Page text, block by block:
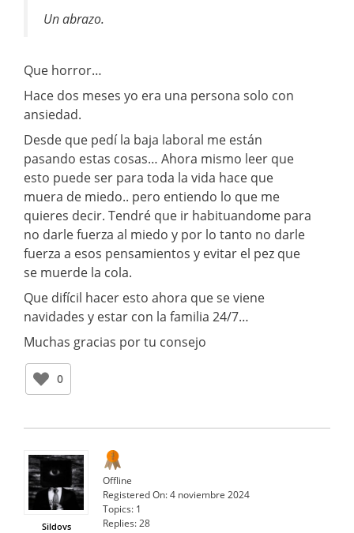
Un abrazo.
Que horror…
Hace dos meses yo era una persona solo con
ansiedad.
Desde que pedí la baja laboral me están
pasando estas cosas… Ahora mismo leer que
esto puede ser para toda la vida hace que
muera de miedo.. pero entiendo lo que me
quieres decir. Tendré que ir habituandome para
no darle fuerza al miedo y por lo tanto no darle
fuerza a esos pensamientos y evitar el pez que
se muerde la cola.
Que difícil hacer esto ahora que se viene
navidades y estar con la familia 24/7…
Muchas gracias por tu consejo
0
Sildovs
Offline
Registered On:4 noviembre 2024
Topics: 1
Replies:28